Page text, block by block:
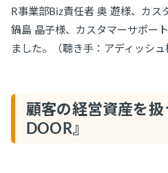
R事業部Biz責任者 奥 遊様、カス
鍋島 晶子様、カスタマーサポー
ました。（聴き手：アディッシュ
顧客の経営資産を
DOOR』